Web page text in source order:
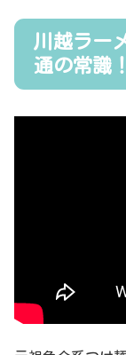
川越ラー
通の常識